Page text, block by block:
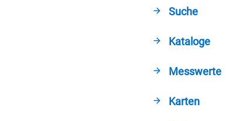
Suche
Kataloge
Messwerte
Karten